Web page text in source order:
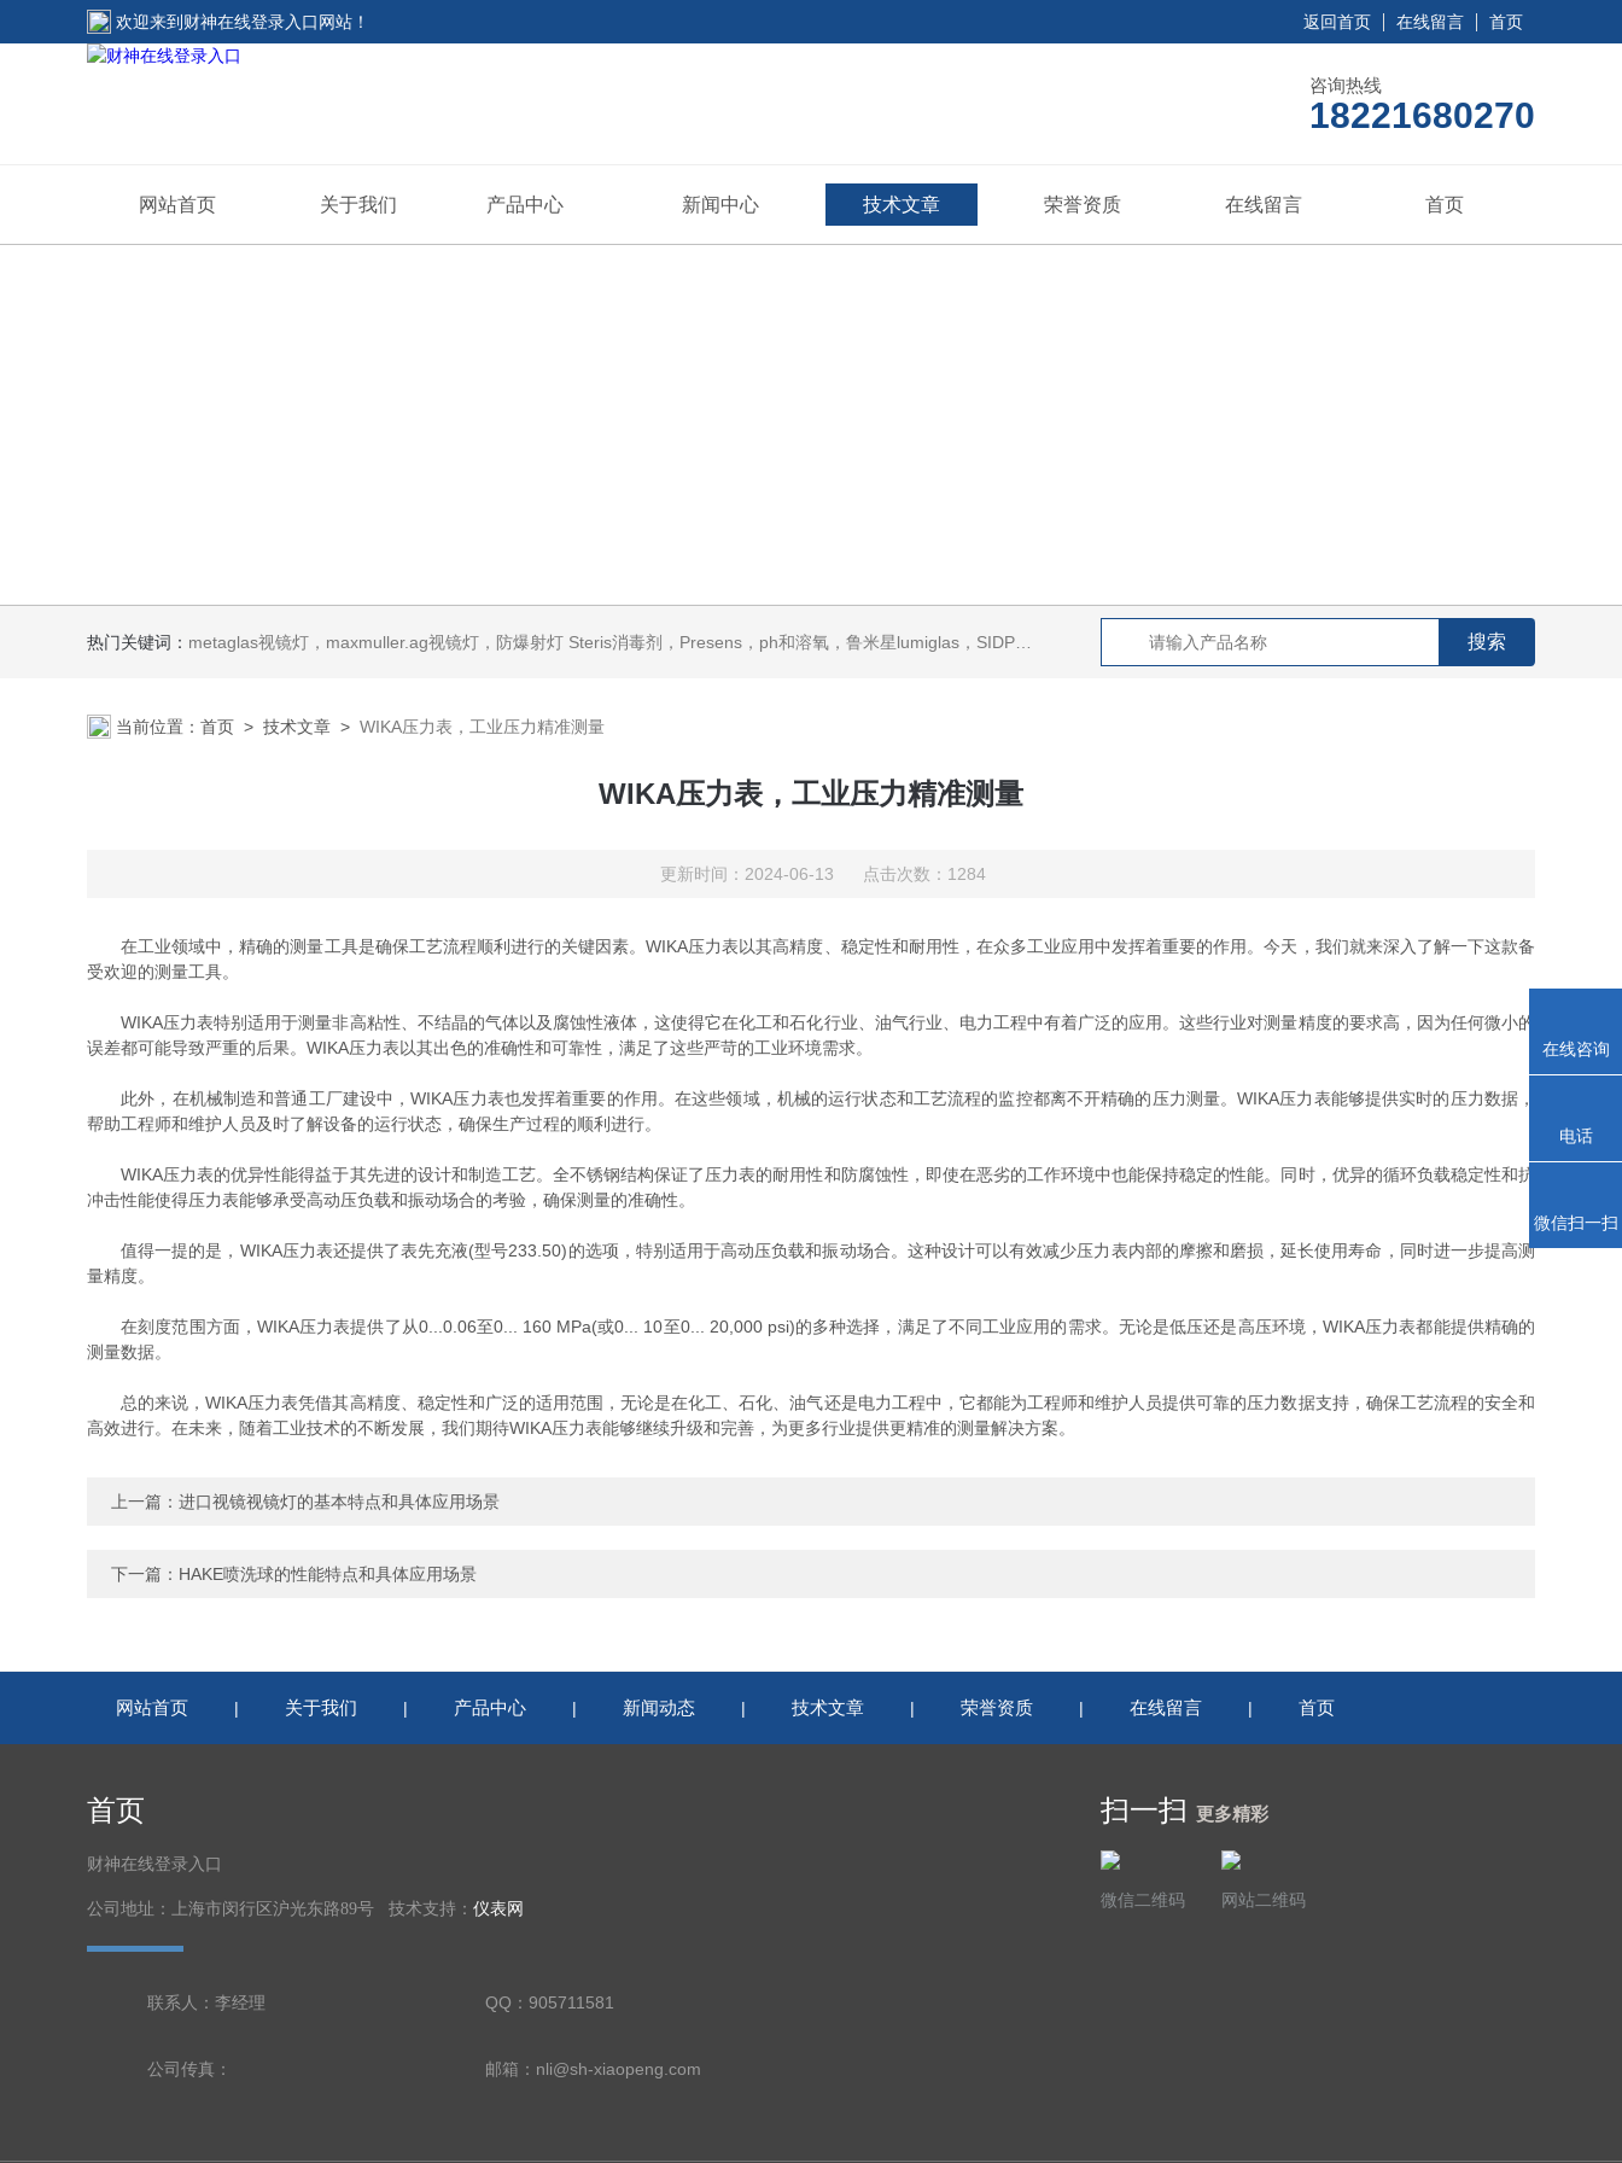
欢迎来到 财神在线登录入口网站 ！ 返回首页 在线留言 首页
咨询热线
18221680270
网站首页 关于我们 产品中心 新闻中心 技术文章 荣誉资质 在线留言 首页
热门关键词： metaglas视镜灯，maxmuller.ag视镜灯，防爆射灯 Steris消毒剂，Presens，ph和溶氧，鲁米星lumiglas，SIDPH露点仪，进口气体分析仪
当前位置： 首页 > 技术文章 > WIKA压力表，工业压力精准测量
WIKA压力表，工业压力精准测量
更新时间：2024-06-13 点击次数：1284
在工业领域中，精确的测量工具是确保工艺流程顺利进行的关键因素。WIKA压力表以其高精度、稳定性和耐用性，在众多工业应用中发挥着重要的作用。今天，我们就来深入了解一下这款备
受欢迎的测量工具。
WIKA压力表特别适用于测量非高粘性、不结晶的气体以及腐蚀性液体，这使得它在化工和石化行业、油气行业、电力工程中有着广泛的应用。这些行业对测量精度的要求高，因为任何微小的
误差都可能导致严重的后果。WIKA压力表以其出色的准确性和可靠性，满足了这些严苛的工业环境需求。
此外，在机械制造和普通工厂建设中，WIKA压力表也发挥着重要的作用。在这些领域，机械的运行状态和工艺流程的监控都离不开精确的压力测量。WIKA压力表能够提供实时的压力数据，
帮助工程师和维护人员及时了解设备的运行状态，确保生产过程的顺利进行。
WIKA压力表的优异性能得益于其先进的设计和制造工艺。全不锈钢结构保证了压力表的耐用性和防腐蚀性，即使在恶劣的工作环境中也能保持稳定的性能。同时，优异的循环负载稳定性和抗
冲击性能使得压力表能够承受高动压负载和振动场合的考验，确保测量的准确性。
值得一提的是，WIKA压力表还提供了表先充液(型号233.50)的选项，特别适用于高动压负载和振动场合。这种设计可以有效减少压力表内部的摩擦和磨损，延长使用寿命，同时进一步提高测
量精度。
在刻度范围方面，WIKA压力表提供了从0...0.06至0... 160 MPa(或0... 10至0... 20,000 psi)的多种选择，满足了不同工业应用的需求。无论是低压还是高压环境，WIKA压力表都能提供精确的
测量数据。
总的来说，WIKA压力表凭借其高精度、稳定性和广泛的适用范围，无论是在化工、石化、油气还是电力工程中，它都能为工程师和维护人员提供可靠的压力数据支持，确保工艺流程的安全和
高效进行。在未来，随着工业技术的不断发展，我们期待WIKA压力表能够继续升级和完善，为更多行业提供更精准的测量解决方案。
上一篇： 进口视镜视镜灯的基本特点和具体应用场景
下一篇： HAKE喷洗球的性能特点和具体应用场景
网站首页 | 关于我们 | 产品中心 | 新闻动态 | 技术文章 | 荣誉资质 | 在线留言 | 首页
首页
财神在线登录入口
公司地址：上海市闵行区沪光东路89号 技术支持： 仪表网
联系人：李经理 QQ：905711581
公司传真： 邮箱：nli@sh-xiaopeng.com
扫一扫 更多精彩
微信二维码 网站二维码
在线咨询
电话
微信扫一扫